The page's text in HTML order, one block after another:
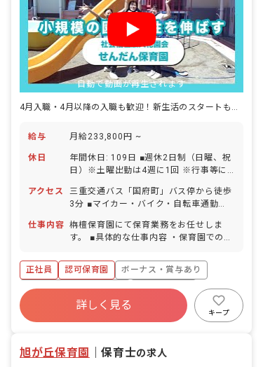
自動で動画が再生されます
給与 月給233,800円 ~
休日
年間休日: 109日 ■週休2日制（日曜、祝
日）※土曜出勤は4週に1回 ※行事等に
場合は平日に振替休日取得 ■年末年始休
暇（12/29～1/3） ■有給休暇（法定通
りに付与／取得率93％／半日単位での取
得可／5日以上の連休応相談） ■産前産
帰サポートも対応！ ■介護・看護休暇 ■
特別休暇（規定による） ・お休みの相談
もしやすい職場です お子様の体調不良や
行事による遅刻・早退・欠勤の相談も可
アクセス
三重交通バス「国府町」バス停から徒歩
3分 ■マイカー・バイク・自転車通勤
仕事内容 栴檀保育園にて保育業務をお任せしま
す。 ■具体的な仕事内容 ・保育園での保
び ・給食、お昼寝、トイレのサポート
・保護者との連携（アプリ含む） ・書類
作成（週案、月案、会議議事録など） ・
連絡帳記入、他
正社員 認可保育園
ボーナス・賞与あり
寮・住宅・家賃補助あり
社会保険完備
福利厚生充実
退職金制度
詳しく見る
キープ
旭が丘保育園 ｜保育士の求人